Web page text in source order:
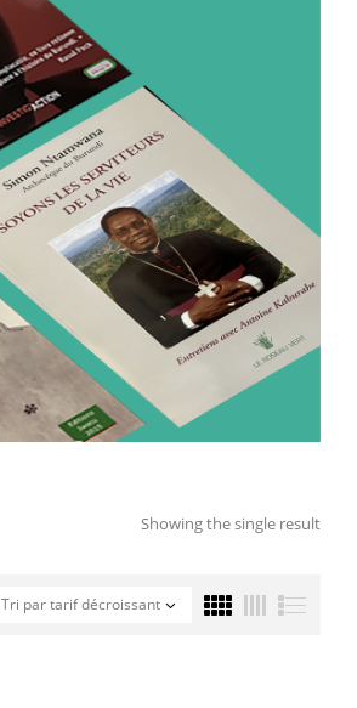
Showing the single result
Tri par tarif décroissant